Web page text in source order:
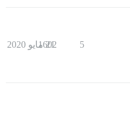
5
1602
21 مايو 2020